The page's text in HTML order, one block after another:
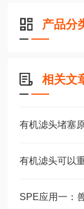
产品分
相关文
有机滤头堵塞
有机滤头可以
SPE应用一：